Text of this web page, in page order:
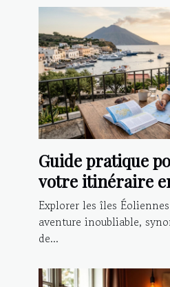
Guide pratique
votre itinéraire
les îles Éoliennes
Explorer les îles
aventure inoubliable,
de...